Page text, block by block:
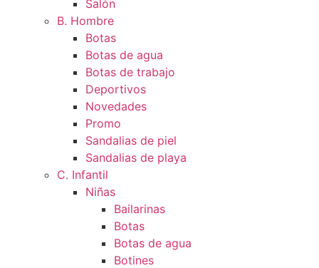
Salón
B. Hombre
Botas
Botas de agua
Botas de trabajo
Deportivos
Novedades
Promo
Sandalias de piel
Sandalias de playa
C. Infantil
Niñas
Bailarinas
Botas
Botas de agua
Botines